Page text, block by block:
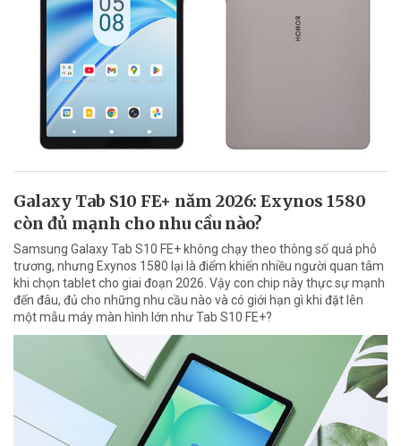
Galaxy Tab S10 FE+ năm 2026: Exynos 1580
còn đủ mạnh cho nhu cầu nào?
Samsung Galaxy Tab S10 FE+ không chạy theo thông số quá phô
trương, nhưng Exynos 1580 lại là điểm khiến nhiều người quan tâm
khi chọn tablet cho giai đoạn 2026. Vậy con chip này thực sự mạnh
đến đâu, đủ cho những nhu cầu nào và có giới hạn gì khi đặt lên
một mẫu máy màn hình lớn như Tab S10 FE+?